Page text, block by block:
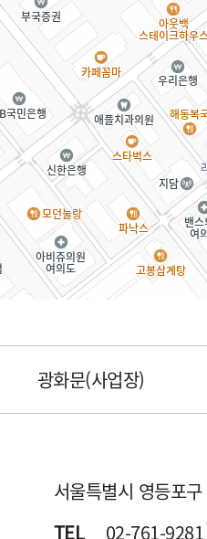
광화문(사업장)
서울특별시 영등포
TEL
02-761-9281